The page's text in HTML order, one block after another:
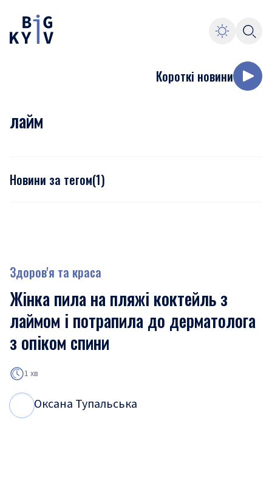
Короткі новини
лайм
Новини за тегом(1)
Здоров'я та краса
Жінка пила на пляжі коктейль з
лаймом і потрапила до дерматолога
з опіком спини
1 хв
Оксана Тупальська